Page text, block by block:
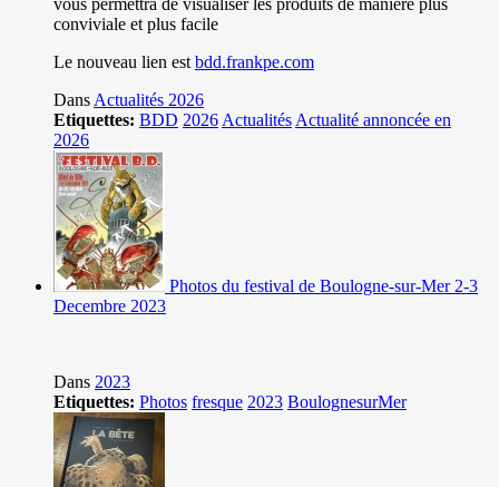
conviviale et plus facile
Le nouveau lien est bdd.frankpe.com
Dans Actualités 2026
Etiquettes: BDD 2026 Actualités Actualité annoncée en
2026
Photos du festival de Boulogne-sur-Mer 2-3
Decembre 2023
Dans 2023
Etiquettes: Photos fresque 2023 BoulognesurMer